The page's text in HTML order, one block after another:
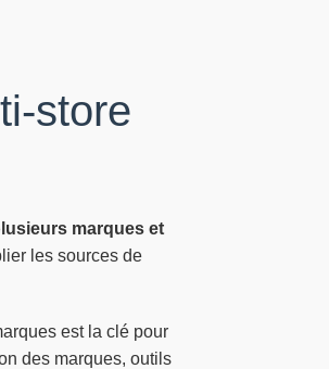
store
marques et
les sources de
est la clé pour
des marques, outils